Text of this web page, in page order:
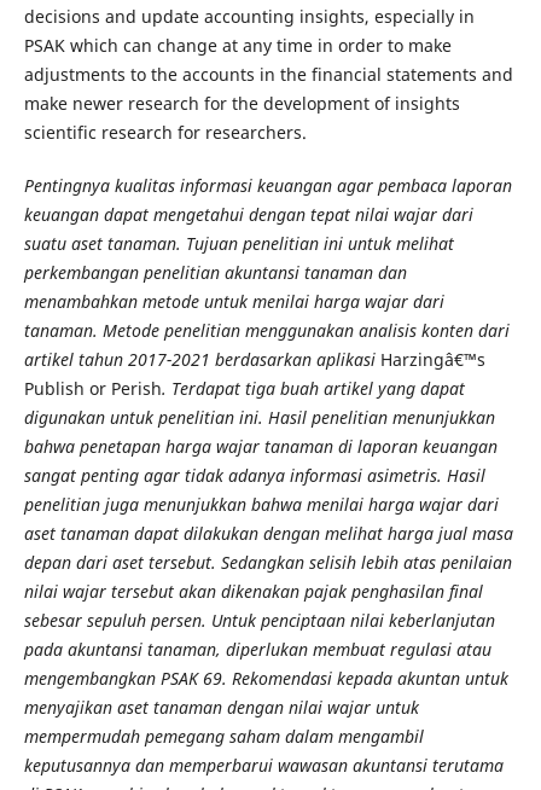
decisions and update accounting insights, especially in
PSAK which can change at any time in order to make
adjustments to the accounts in the financial statements and
make newer research for the development of insights
scientific research for researchers.
Pentingnya kualitas informasi keuangan agar pembaca laporan
keuangan dapat mengetahui dengan tepat nilai wajar dari
suatu aset tanaman. Tujuan penelitian ini untuk melihat
perkembangan penelitian akuntansi tanaman dan
menambahkan metode untuk menilai harga wajar dari
tanaman. Metode penelitian menggunakan analisis konten dari
artikel tahun 2017-2021 berdasarkan aplikasi Harzingâ€™s
Publish or Perish. Terdapat tiga buah artikel yang dapat
digunakan untuk penelitian ini. Hasil penelitian menunjukkan
bahwa penetapan harga wajar tanaman di laporan keuangan
sangat penting agar tidak adanya informasi asimetris. Hasil
penelitian juga menunjukkan bahwa menilai harga wajar dari
aset tanaman dapat dilakukan dengan melihat harga jual masa
depan dari aset tersebut. Sedangkan selisih lebih atas penilaian
nilai wajar tersebut akan dikenakan pajak penghasilan final
sebesar sepuluh persen. Untuk penciptaan nilai keberlanjutan
pada akuntansi tanaman, diperlukan membuat regulasi atau
mengembangkan PSAK 69. Rekomendasi kepada akuntan untuk
menyajikan aset tanaman dengan nilai wajar untuk
mempermudah pemegang saham dalam mengambil
keputusannya dan memperbarui wawasan akuntansi terutama